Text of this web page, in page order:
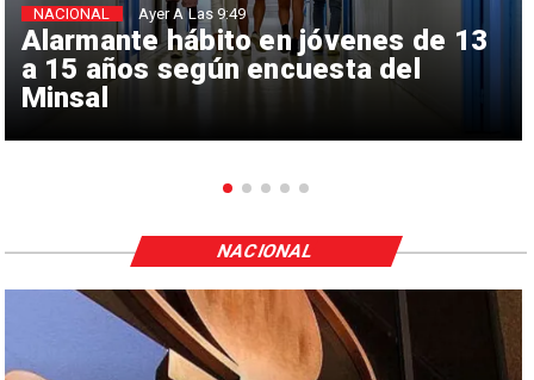
Alarmante hábito en jóvenes de 13
a 15 años según encuesta del
Minsal
NACIONAL Ayer A Las 9:49
NACIONAL